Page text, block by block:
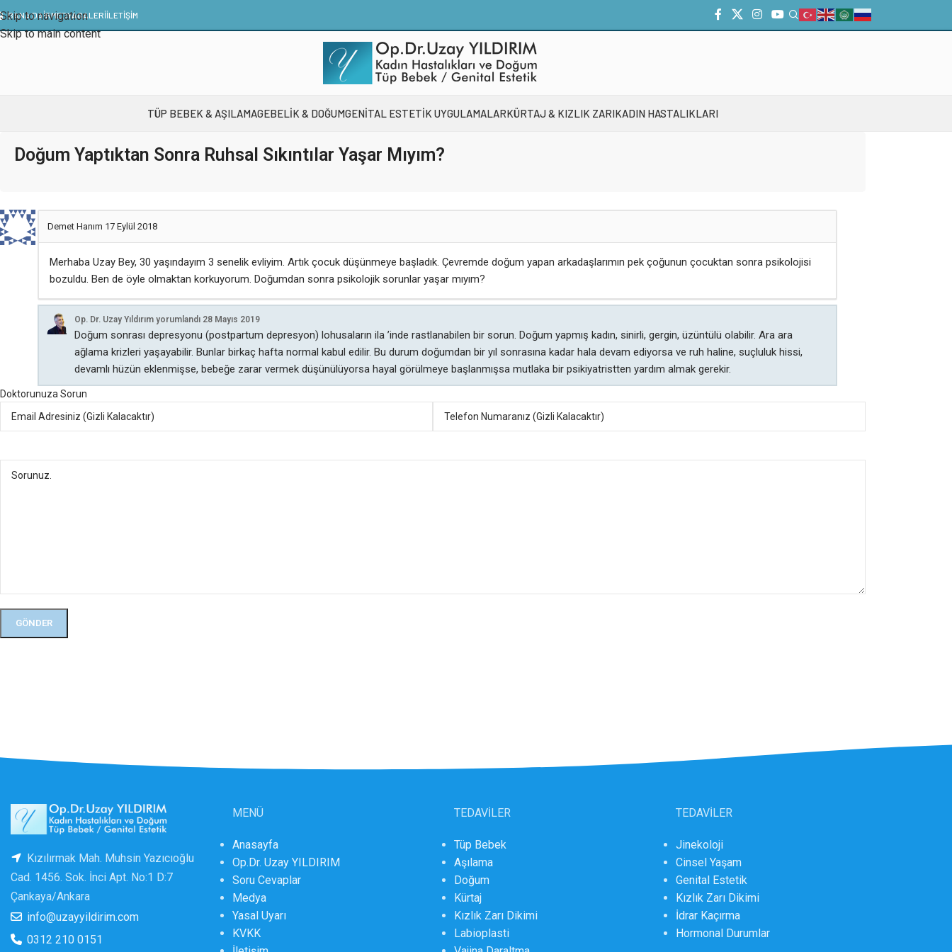
Skip to navigation
Skip to main content
BANA DAİRMEDYAGALERIİLETIŞIM
TÜP BEBEK & AŞILAMAGEBELIK & DOĞUMGENİTAL ESTETİK UYGULAMALARKÜRTAJ & KIZLIK ZARIKADIN HASTALIKLARI
Doğum Yaptıktan Sonra Ruhsal Sıkıntılar Yaşar Mıyım?
Demet Hanım 17 Eylül 2018
Merhaba Uzay Bey, 30 yaşındayım 3 senelik evliyim. Artık çocuk düşünmeye başladık. Çevremde doğum yapan arkadaşlarımın pek çoğunun çocuktan sonra psikolojisi
bozuldu. Ben de öyle olmaktan korkuyorum. Doğumdan sonra psikolojik sorunlar yaşar mıyım?
Op. Dr. Uzay Yıldırım yorumlandı 28 Mayıs 2019
Doğum sonrası depresyonu (postpartum depresyon) lohusaların ila ’inde rastlanabilen bir sorun. Doğum yapmış kadın, sinirli, gergin, üzüntülü olabilir. Ara ara
ağlama krizleri yaşayabilir. Bunlar birkaç hafta normal kabul edilir. Bu durum doğumdan bir yıl sonrasına kadar hala devam ediyorsa ve ruh haline, suçluluk hissi,
devamlı hüzün eklenmişse, bebeğe zarar vermek düşünülüyorsa hayal görülmeye başlanmışsa mutlaka bir psikiyatristten yardım almak gerekir.
Doktorunuza Sorun
Kızılırmak Mah. Muhsin Yazıcıoğlu
Cad. 1456. Sok. İnci Apt. No:1 D:7
Çankaya/Ankara
info@uzayyildirim.com
0312 210 0151
MENÜ
Anasayfa
Op.Dr. Uzay YILDIRIM
Soru Cevaplar
Medya
Yasal Uyarı
KVKK
TEDAVİLER
Tüp Bebek
Aşılama
Doğum
Kürtaj
Kızlık Zarı Dikimi
Labioplasti
TEDAVİLER
Jinekoloji
Cinsel Yaşam
Genital Estetik
Kızlık Zarı Dikimi
İdrar Kaçırma
Hormonal Durumlar